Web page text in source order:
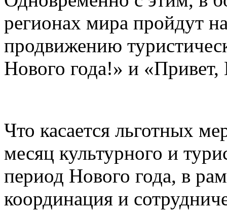
регионах мира пройдут
продвижению
Нового года!» и
Что касается льготных
месяц культурного и
период Нового года, в
координация и